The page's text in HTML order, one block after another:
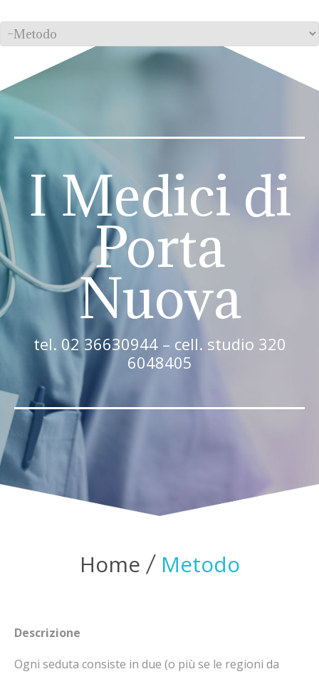
I Medici di
Porta
Nuova
tel. 02 36630944 – cell. studio 320
6048405
Home Metodo
Descrizione
Ogni seduta consiste in due (o più se le regioni da